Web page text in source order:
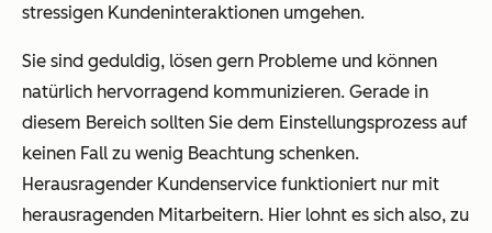
stressigen Kundeninteraktionen umgehen.
Sie sind geduldig, lösen gern Probleme und können
natürlich hervorragend kommunizieren. Gerade in
diesem Bereich sollten Sie dem Einstellungsprozess auf
keinen Fall zu wenig Beachtung schenken.
Herausragender Kundenservice funktioniert nur mit
herausragenden Mitarbeitern. Hier lohnt es sich also, zu